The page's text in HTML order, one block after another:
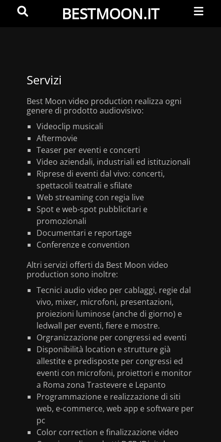
BESTMOON.IT
Servizi
Best Moon video production realizza ogni
genere di prodotto audiovisivo:
Videoclip musicali
Aftermovie
Teaser per eventi e concerti
Video aziendali, industriali ed istituzionali
Riprese di eventi dal vivo: concerti,
spettacoli teatrali e sfilate
Web streaming con regia live
Spot e web-spot pubblicitari e
promozionali
Documentari e reportage
Conferenze e convention
Altri servizi offerti da Best Moon video
production sono inoltre:
Tecnici audio video per cablaggi, regie dal
vivo, mixer, microfoni, presentazioni,
proiezioni luminose (anche di giorno) e
ledwall per eventi, fiere e mostre.
Orgranizzazione per congressi ed eventi
Disponibilità location e strutture già
allestite e predisposte per congressi ed
eventi con microfoni, proiettori e monitor
a Roma zona Trastevere e Lepanto
Programmazione e realizzazione di siti
web, e-commerce, web app e software per
pc
Color correction e finalizzazione video